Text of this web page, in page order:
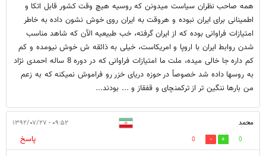
همه صاحب نظران سیاست میدونن که روسیه هیچ وقت کشور قابل اتکا و
اطمینانی برای ایران نبوده و هروقت به ایران روی خوش نشون داده به خاطر
امتیازات فراوانی بوده که از ایران گرفته، خب طبیعیه الآن که شاهد مناسب
شدن روابط ایران با اروپا و امریکاست، خیلی به ذائقه ش خوش نیومده و کم
کم داره جا خالی میده، ملت ما امتیازات فراوانی که در دوره 8 ساله احمدی نژاد
به روسها داده شد خصوصاً در حوزه دریای خزر رو فراموش نمیکنه که به زعم
من بارها ننگین تر از ترکمنچای و قفقاز و ... بودند...
محمد ۰۹:۵۲ - ۱۳۹۲/۰۷/۲۷
0
0
پاسخ